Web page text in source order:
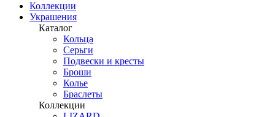
Коллекции
Украшения
Каталог
Кольца
Серьги
Подвески и кресты
Броши
Колье
Браслеты
Коллекции